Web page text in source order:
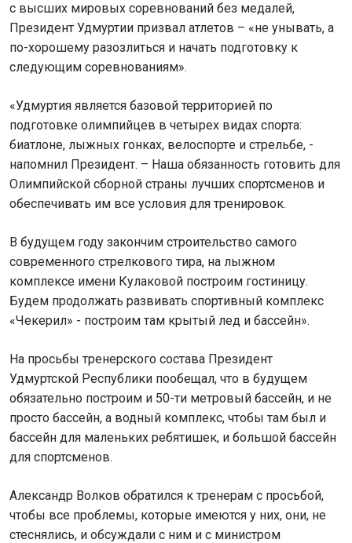
с высших мировых соревнований без медалей,
Президент Удмуртии призвал атлетов – «не унывать, а
по-хорошему разозлиться и начать подготовку к
следующим соревнованиям».
«Удмуртия является базовой территорией по
подготовке олимпийцев в четырех видах спорта:
биатлоне, лыжных гонках, велоспортe и стрельбе, -
напомнил Президент. – Наша обязанность готовить для
Олимпийской сборной страны лучших спортсменов и
обеспечивать им все условия для тренировок.
В будущем году закончим строительство самого
современного стрелкового тира, на лыжном
комплексе имени Кулаковой построим гостиницу.
Будем продолжать развивать спортивный комплекс
«Чекерил» - построим там крытый лед и бассейн».
На просьбы тренерского состава Президент
Удмуртской Республики пообещал, что в будущем
обязательно построим и 50-ти метровый бассейн, и не
просто бассейн, а водный комплекс, чтобы там был и
бассейн для маленьких ребятишек, и большой бассейн
для спортсменов.
Александр Волков обратился к тренерам с просьбой,
чтобы все проблемы, которые имеются у них, они, не
стеснялись, и обсуждали с ним и с министром